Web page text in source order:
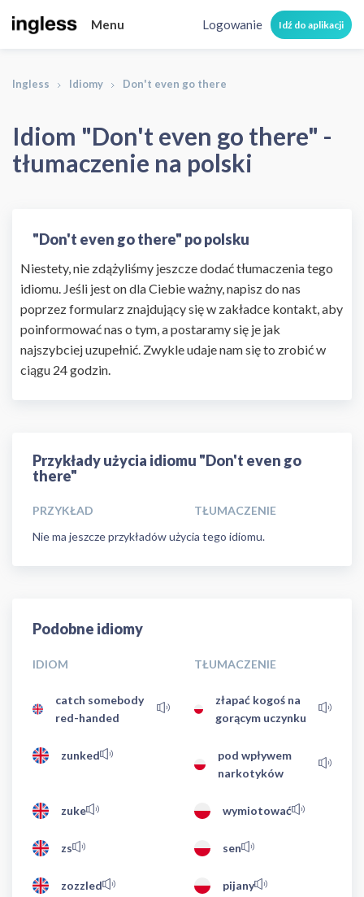
Menu Logowanie Idź do aplikacji
Ingless Idiomy Don't even go there
Idiom "Don't even go there" -
tłumaczenie na polski
"Don't even go there" po polsku
Niestety, nie zdążyliśmy jeszcze dodać tłumaczenia tego
idiomu. Jeśli jest on dla Ciebie ważny, napisz do nas
poprzez formularz znajdujący się w zakładce kontakt, aby
poinformować nas o tym, a postaramy się je jak
najszybciej uzupełnić. Zwykle udaje nam się to zrobić w
ciągu 24 godzin.
Przykłady użycia idiomu "Don't even go
there"
PRZYKŁAD
TŁUMACZENIE
Nie ma jeszcze przykładów użycia tego idiomu.
Podobne idiomy
IDIOM TŁUMACZENIE
catch somebody
red-handed
złapać kogoś na
gorącym uczynku
zunked
pod wpływem
narkotyków
zuke wymiotować
zs sen
zozzled pijany